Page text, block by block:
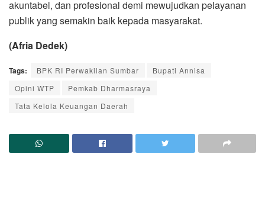
akuntabel, dan profesional demi mewujudkan pelayanan
publik yang semakin baik kepada masyarakat.
(Afria Dedek)
Tags: BPK RI Perwakilan Sumbar
Bupati Annisa
Opini WTP
Pemkab Dharmasraya
Tata Kelola Keuangan Daerah